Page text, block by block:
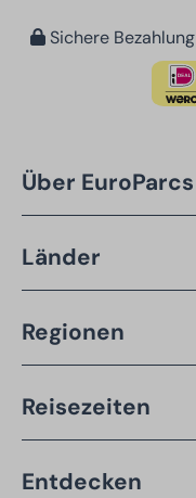
Sichere Bezahlung
Über EuroParcs
Länder
Regionen
Reisezeiten
Entdecken